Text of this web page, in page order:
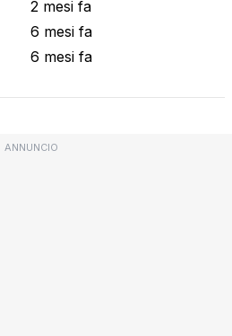
2 mesi fa
6 mesi fa
6 mesi fa
ANNUNCIO